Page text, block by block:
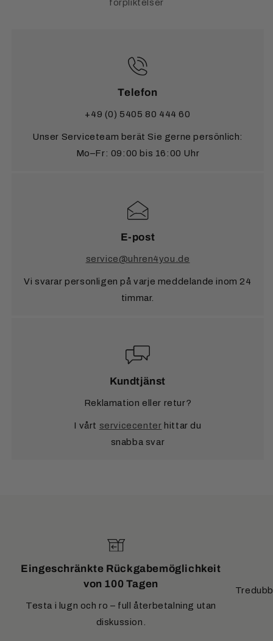
förpliktelser
Telefon
+49 (0) 5405 80 444 60
Unser Serviceteam berät Sie gerne persönlich:
Mo–Fr: 09:00 bis 16:00 Uhr
E-post
service@uhren4you.de
Vi svarar personligen på varje meddelande inom 24
timmar.
Kundtjänst
Reklamation eller retur?
I vårt servicecenter hittar du
snabba svar
Eingeschränkte Rückgabemöglichkeit
von 100 Tagen
Testa i lugn och ro – full återbetalning utan
diskussion.